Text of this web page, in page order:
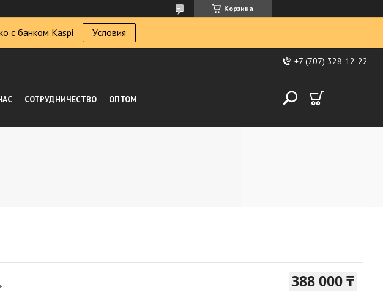
Корзина
с банком Kaspi Условия
+7 (707) 328-12-22
СОТРУДНИЧЕСТВО ОПТОМ
388 000 ₸